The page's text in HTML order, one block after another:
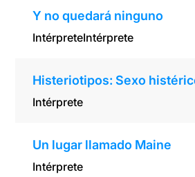
Y no quedará ninguno
IntérpreteIntérprete
Histeriotipos: Sexo
Intérprete
Un lugar llamado Maine
Intérprete